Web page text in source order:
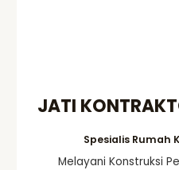
JATI
Spesialis Rumah
Melayani Konstruksi